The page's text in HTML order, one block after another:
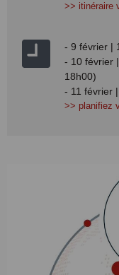
>> itinéraire
- 9 février |
- 10 février
18h00)
- 11 février
>> planifiez